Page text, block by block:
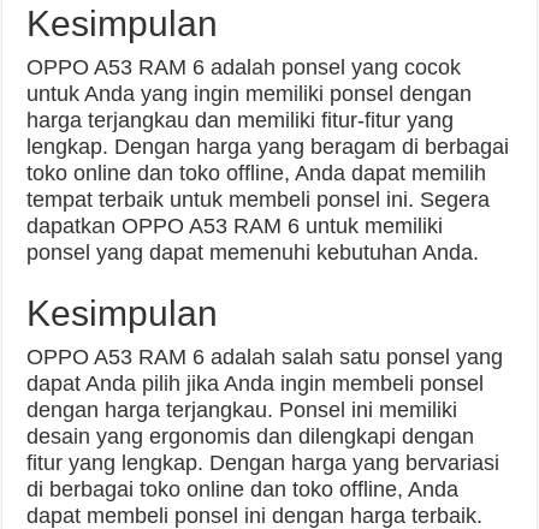
Kesimpulan
OPPO A53 RAM 6 adalah ponsel yang cocok
untuk Anda yang ingin memiliki ponsel dengan
harga terjangkau dan memiliki fitur-fitur yang
lengkap. Dengan harga yang beragam di berbagai
toko online dan toko offline, Anda dapat memilih
tempat terbaik untuk membeli ponsel ini. Segera
dapatkan OPPO A53 RAM 6 untuk memiliki
ponsel yang dapat memenuhi kebutuhan Anda.
Kesimpulan
OPPO A53 RAM 6 adalah salah satu ponsel yang
dapat Anda pilih jika Anda ingin membeli ponsel
dengan harga terjangkau. Ponsel ini memiliki
desain yang ergonomis dan dilengkapi dengan
fitur yang lengkap. Dengan harga yang bervariasi
di berbagai toko online dan toko offline, Anda
dapat membeli ponsel ini dengan harga terbaik.